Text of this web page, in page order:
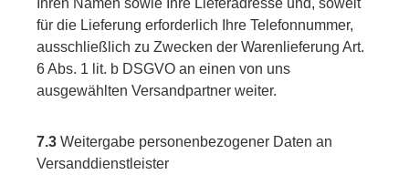
Ihren Namen sowie Ihre Lieferadresse und, soweit
für die Lieferung erforderlich Ihre Telefonnummer,
ausschließlich zu Zwecken der Warenlieferung Art.
6 Abs. 1 lit. b DSGVO an einen von uns
ausgewählten Versandpartner weiter.
7.3 Weitergabe personenbezogener Daten an
Versanddienstleister